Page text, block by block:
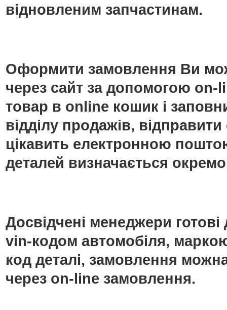
відновленим запчастинам.
Оформити замовлення Ви
через сайт за допомогою
товар в online кошик і
відділу продажів,
цікавить електронною
деталей визначається
Досвідчені менеджери
vin-кодом автомобіля,
код деталі, замовлення
через on-line замовлення.